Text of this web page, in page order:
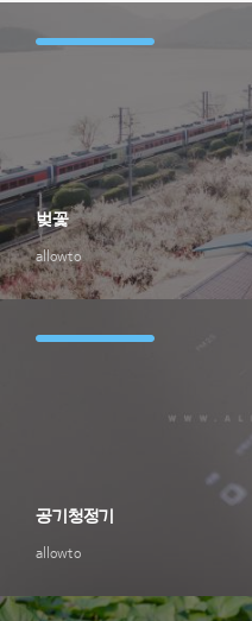
allowto
벚꽃
allowto
공기청정기